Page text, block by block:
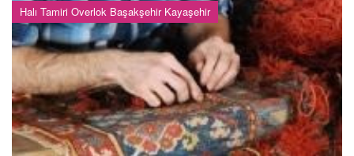
Halı Tamiri Overlok Başakşehir Kayaşehir